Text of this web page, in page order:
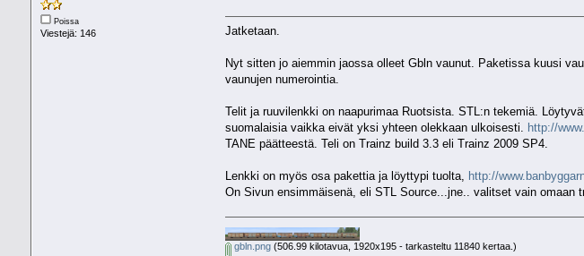
Poissa
Viestejä: 146 Jatketaan.
Nyt sitten jo aiemmin jaossa olleet Gbln vaunut. Paketissa kuusi
vaunujen numerointia.
Telit ja ruuvilenkki on naapurimaa Ruotsista. STL:n tekemiä.
suomalaisia vaikka eivät yksi yhteen olekkaan ulkoisesti.
http://
TANE päätteestä. Teli on Trainz build 3.3 eli Trainz 2009 SP4.
Lenkki on myös osa pakettia ja löyttypi tuolta,
http://
On Sivun ensimmäisenä, eli STL Source...jne.. valitset vain omaan
gbln.png (506.99 kilotavua, 1920x195 - tarkasteltu 11840 kertaa.)